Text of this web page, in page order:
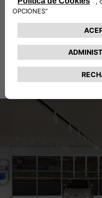
¿Por qué
Tasación?
Una alternativa que te
conocer el valor de tu
Infórmate de las diferentes
de venta Fiat.